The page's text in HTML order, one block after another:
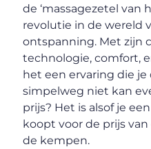
de ‘massagezetel van
revolutie in de wereld
ontspanning. Met zijn
technologie, comfort,
het een ervaring die je
simpelweg niet kan
prijs? Het is alsof je
koopt voor de prijs
de kempen.